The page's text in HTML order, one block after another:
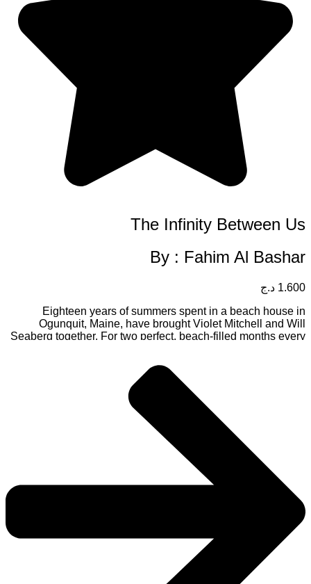
The Infinity Between
By : Fahim Al
د.ج
Eighteen years of summers spent in a beach house
Ogunquit, Maine, have brought Violet Mitchell and
Seaberg together. For two perfect, beach-filled months
two even had a chance to claim the love they’d spent
entire lives creating, disaster struck, tearing the two
and their families—apart. Heartbroken and haunted by
memories of that fateful summer, Violet struggles to move
from the past. Still, she promises herself to never contact
again. But five years later, when Violet arrives to finalize
sale of the property, she finds Will right where she left
sun-kissed, loving, and so incredibly